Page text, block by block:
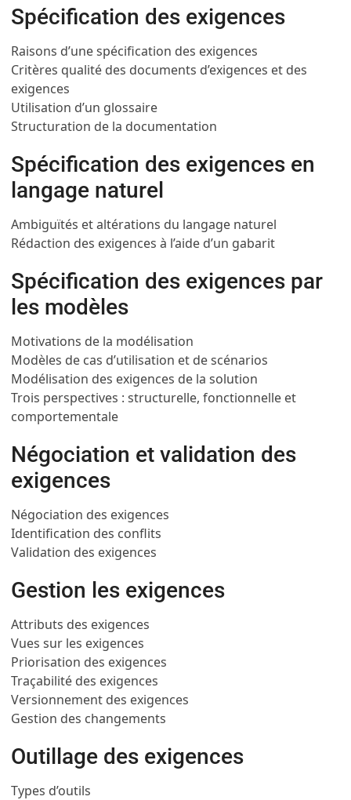
Spécification des exigences
Raisons d’une spécification des exigences
Critères qualité des documents d’exigences et des
exigences
Utilisation d’un glossaire
Structuration de la documentation
Spécification des exigences en
langage naturel
Ambiguïtés et altérations du langage naturel
Rédaction des exigences à l’aide d’un gabarit
Spécification des exigences par
les modèles
Motivations de la modélisation
Modèles de cas d’utilisation et de scénarios
Modélisation des exigences de la solution
Trois perspectives : structurelle, fonctionnelle et
comportementale
Négociation et validation des
exigences
Négociation des exigences
Identification des conflits
Validation des exigences
Gestion les exigences
Attributs des exigences
Vues sur les exigences
Priorisation des exigences
Traçabilité des exigences
Versionnement des exigences
Gestion des changements
Outillage des exigences
Types d’outils